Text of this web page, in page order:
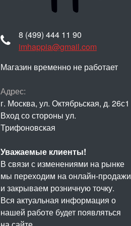
8 (499) 444 11 90
imhappia@gmail.com
Магазин временно не работает
Адрес:
г. Москва, ул. Октябрьская, д. 26с1
Вход со стороны ул.
Трифоновская
Уважаемые клиенты!
В связи с изменениями на рынке
мы переходим на онлайн-продажи
и закрываем розничную точку.
Вся актуальная информация о
нашей работе будет появляться